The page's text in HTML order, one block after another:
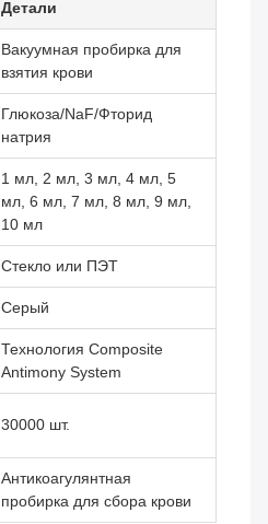
Детали
Вакуумная пробирка для
взятия крови
Глюкоза/NaF/Фторид
натрия
1 мл, 2 мл, 3 мл, 4 мл, 5
мл, 6 мл, 7 мл, 8 мл, 9 мл,
10 мл
Стекло или ПЭТ
Серый
Технология Composite
Antimony System
30000 шт.
Антикоагулянтная
пробирка для сбора крови